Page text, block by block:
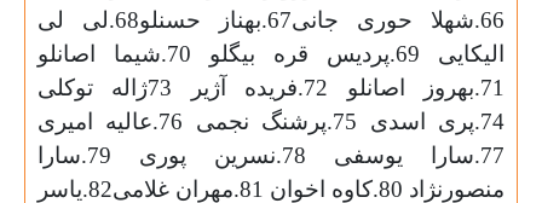
66.شهلا حوری جانی67.بهناز حسنلو68.لی لی
الیکایی 69.پردیس قره بیگلو 70.شیما اصانلو
71.بهروز اصانلو 72.فریده آژیر 73ژاله توکلی
74.پری اسدی 75.پرشنگ نجمی 76.عالیه امیری
77.سارا یوسفی 78.نسرین پوری 79.سارا
منصورنژاد 80.کاوه اخوان 81.مهران غلامی82.یاسر